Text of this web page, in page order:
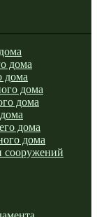
дома
дома
дома
дома
дома
дома
сооружений